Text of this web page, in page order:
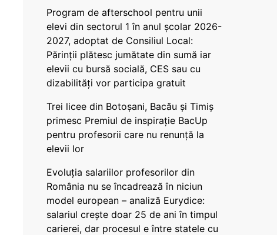
Program de afterschool pentru unii
elevi din sectorul 1 în anul școlar 2026-
2027, adoptat de Consiliul Local:
Părinții plătesc jumătate din sumă iar
elevii cu bursă socială, CES sau cu
dizabilităţi vor participa gratuit
Trei licee din Botoșani, Bacău și Timiș
primesc Premiul de inspirație BacUp
pentru profesorii care nu renunță la
elevii lor
Evoluția salariilor profesorilor din
România nu se încadrează în niciun
model european – analiză Eurydice:
salariul crește doar 25 de ani în timpul
carierei, dar procesul e între statele cu